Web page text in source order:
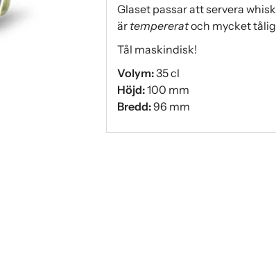
Glaset passar att servera
är tempereratoch mycket
Tål maskindisk!
Volym:35 cl
Höjd:100 mm
Bredd:96 mm